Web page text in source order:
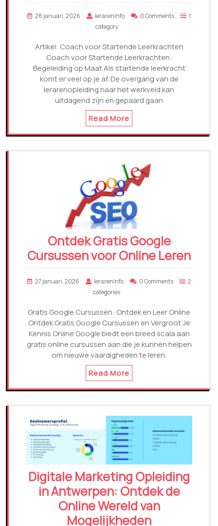
28 januari, 2026 lerareninfo 0 Comments
1
category
Artikel: Coach voor Startende Leerkrachten
Coach voor Startende Leerkrachten:
Begeleiding op Maat Als startende leerkracht
komt er veel op je af. De overgang van de
lerarenopleiding naar het werkveld kan
uitdagend zijn en gepaard gaan
Read More
Ontdek Gratis Google
Cursussen voor Online Leren
27 januari, 2026 lerareninfo 0 Comments
2
categories
Gratis Google Cursussen: Ontdek en Leer Online
Ontdek Gratis Google Cursussen en Vergroot Je
Kennis Online Google biedt een breed scala aan
gratis online cursussen aan die je kunnen helpen
om nieuwe vaardigheden te leren,
Read More
Digitale Marketing Opleiding
in Antwerpen: Ontdek de
Online Wereld van
Mogelijkheden